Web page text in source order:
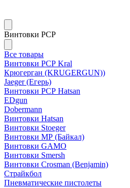
Винтовки PCP
Все товары
Винтовки РСР Kral
Крюгерган (KRUGERGUN))
Jaeger (Егерь)
Винтовки РСР Hatsan
EDgun
Dobermann
Винтовки Hatsan
Винтовки Stoeger
Винтовки МР (Байкал)
Винтовки GAMO
Винтовки Smersh
Винтовки Crosman (Benjamin)
Страйкбол
Пневматические пистолеты